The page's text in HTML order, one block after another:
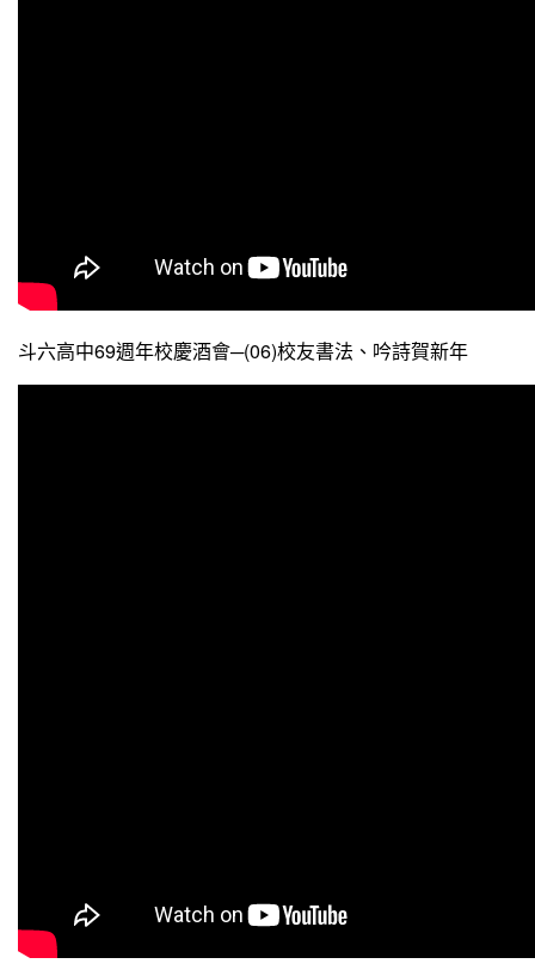
斗六高中69週年校慶酒會─(06)校友書法、吟詩賀新年